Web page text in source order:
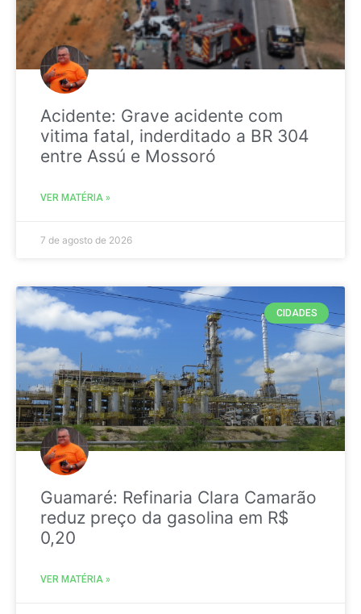
Acidente: Grave acidente com
vitima fatal, inderditado a BR 304
entre Assú e Mossoró
VER MATÉRIA »
7 de agosto de 2026
CIDADES
Guamaré: Refinaria Clara Camarão
reduz preço da gasolina em R$
0,20
VER MATÉRIA »